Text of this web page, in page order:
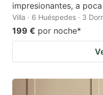
impresionantes, a
Villa · 6 Huéspedes · 3
199 € por noche*